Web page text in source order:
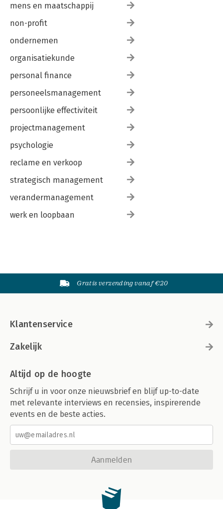
mens en maatschappij
non-profit
ondernemen
organisatiekunde
personal finance
personeelsmanagement
persoonlijke effectiviteit
projectmanagement
psychologie
reclame en verkoop
strategisch management
verandermanagement
werk en loopbaan
Gratis verzending vanaf €20
Klantenservice
Zakelijk
Altijd op de hoogte
Schrijf u in voor onze nieuwsbrief en blijf up-to-date
met relevante interviews en recensies, inspirerende
events en de beste acties.
Aanmelden